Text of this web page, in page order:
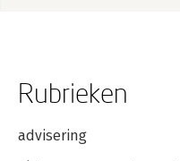
Rubrieken
advisering